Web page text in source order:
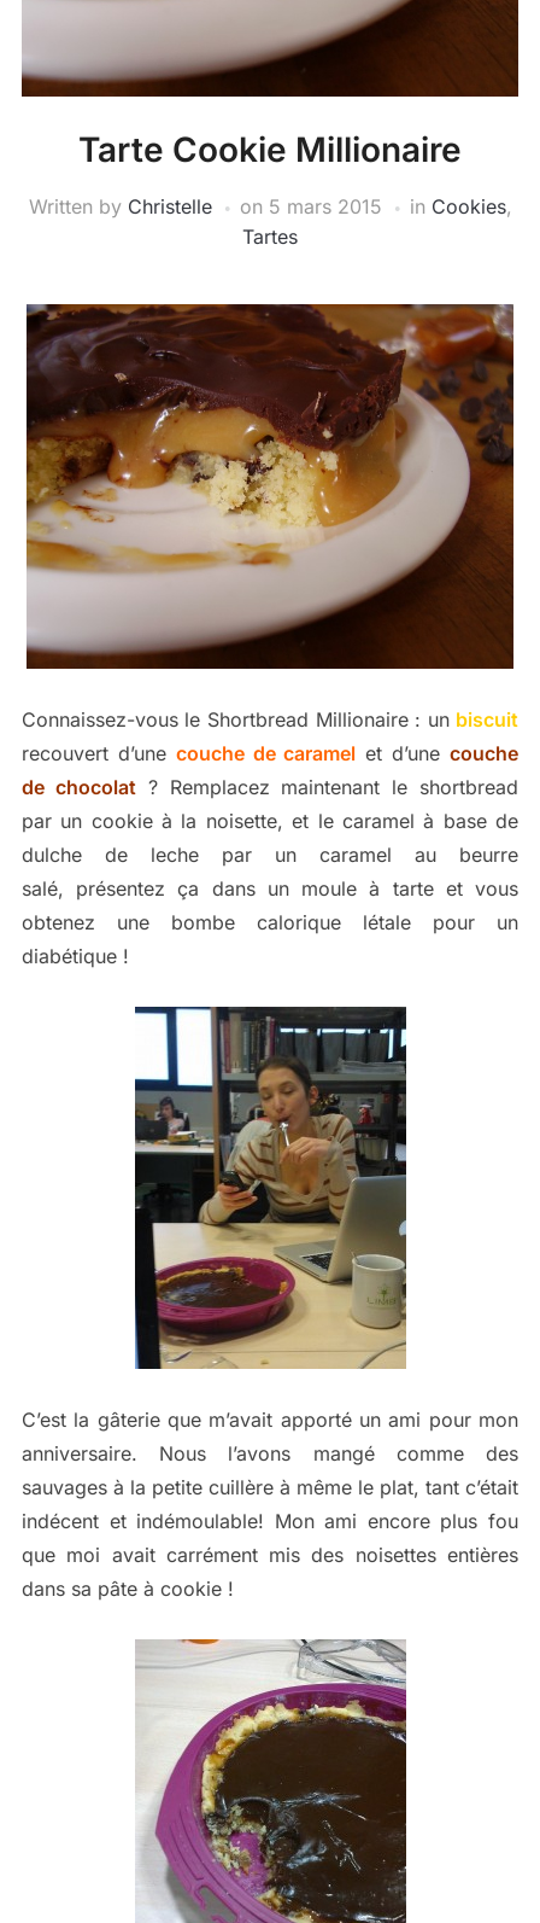
Tarte Cookie Millionaire
Written by Christelle on 5 mars 2015 in Cookies,
Tartes
Connaissez-vous le Shortbread Millionaire : un biscuit
recouvert d’une couche de caramel et d’unecouche
de chocolat? Remplacez maintenant le shortbread
par un cookie à la noisette, et le caramel à base de
dulche de leche par un caramel au beurre
salé, présentez ça dans un moule à tarte et vous
obtenez une bombe calorique létale pour un
diabétique !
C’est la gâterie que m’avait apporté un ami pour mon
anniversaire. Nous l’avons mangé comme des
sauvages à la petite cuillère à même le plat, tant c’était
indécent et indémoulable! Mon ami encore plus fou
que moi avait carrément mis des noisettes entières
dans sa pâte à cookie !